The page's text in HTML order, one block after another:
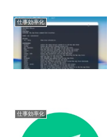
仕事効率化
仕事効率化